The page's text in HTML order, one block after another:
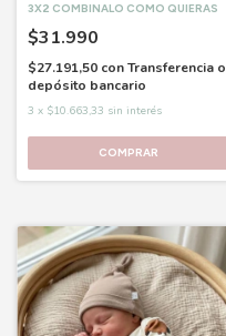
3X2 COMBINALO COMO QUIERAS
$31.990
$27.191,50 conTransferencia o
depósito bancario
3 x $10.663,33 sin interés
COMPRAR